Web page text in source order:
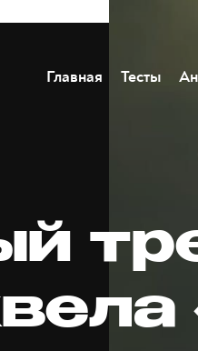
Главная Тесты